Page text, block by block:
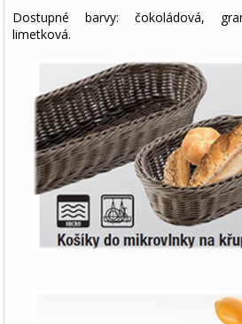
Dostupné barvy: čokoládová,
limetková.